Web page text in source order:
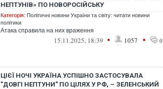
НЕПТУНІВ» ПО НОВОРОСІЙСЬКУ
Категорія: Політичні новини України та світу: читати новини
політики
Атака справила на них враження
15.11.2025, 18:39 • 1057 • 0
ЦІЄЇ НОЧІ УКРАЇНА УСПІШНО ЗАСТОСУВАЛА
"ДОВГІ НЕПТУНИ" ПО ЦІЛЯХ У РФ, – ЗЕЛЕНСЬКИЙ